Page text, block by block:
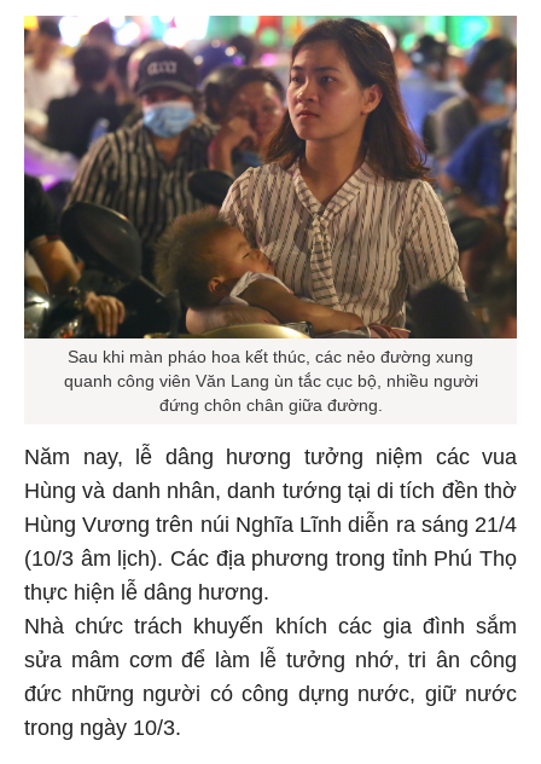
Sau khi màn pháo hoa kết thúc, các nẻo đường xung
quanh công viên Văn Lang ùn tắc cục bộ, nhiều người
đứng chôn chân giữa đường.
Năm nay, lễ dâng hương tưởng niệm các vua
Hùng và danh nhân, danh tướng tại di tích đền thờ
Hùng Vương trên núi Nghĩa Lĩnh diễn ra sáng 21/4
(10/3 âm lịch). Các địa phương trong tỉnh Phú Thọ
thực hiện lễ dâng hương.
Nhà chức trách khuyến khích các gia đình sắm
sửa mâm cơm để làm lễ tưởng nhớ, tri ân công
đức những người có công dựng nước, giữ nước
trong ngày 10/3.